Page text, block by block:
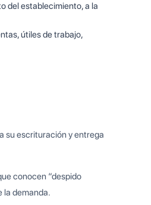
del establecimiento, a la
útiles de trabajo,
su escrituración y entrega
conocen “despido
la demanda.